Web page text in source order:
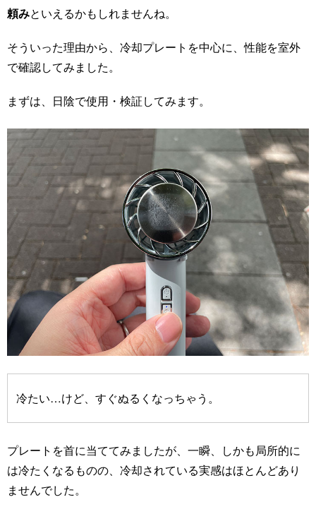
頼みといえるかもしれませんね。
そういった理由から、冷却プレートを中心に、性能を室外
で確認してみました。
まずは、日陰で使用・検証してみます。
冷たい…けど、すぐぬるくなっちゃう。
プレートを首に当ててみましたが、一瞬、しかも局所的に
は冷たくなるものの、冷却されている実感はほとんどあり
ませんでした。